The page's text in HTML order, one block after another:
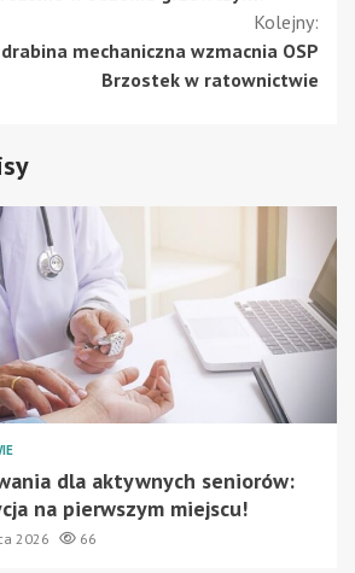
Kolejny:
mechaniczna wzmacnia OSP
Brzostek w ratownictwie
dla aktywnych seniorów:
na pierwszym miejscu!
2026 66